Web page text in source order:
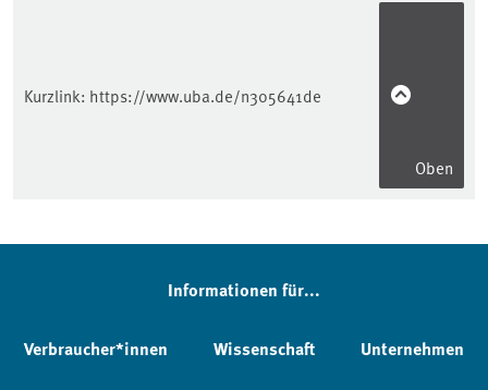
Kurzlink: https://www.uba.de/n305641de
Oben
Informationen für...
Verbraucher*innen Wissenschaft Unternehmen